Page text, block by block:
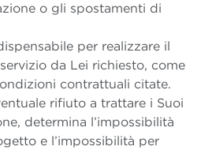
o gli spostamenti di
per realizzare il
da Lei richiesto, come
contrattuali citate.
rifiuto a trattare i Suoi
determina l’impossibilità
e l’impossibilità per